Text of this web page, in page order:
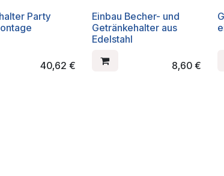
Party
40,62 €
Einbau Becher- und
Getränkehalter aus
Edelstahl
8,60€